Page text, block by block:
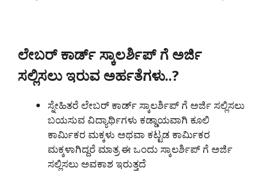
ಲೇಬರ್ ಕಾರ್ಡ್ ಸ್ಕಾಲರ್ಶಿಪ್ ಗೆ ಅರ್ಜಿ
ಸಲ್ಲಿಸಲು ಇರುವ ಅರ್ಹತೆಗಳು..?
ಸ್ನೇಹಿತರೆ ಲೇಬರ್ ಕಾರ್ಡ್ ಸ್ಕಾಲರ್ಶಿಪ್ ಗೆ ಅರ್ಜಿ ಸಲ್ಲಿಸಲು
ಬಯಸುವ ವಿದ್ಯಾರ್ಥಿಗಳು ಕಡ್ಡಾಯವಾಗಿ ಕೂಲಿ
ಕಾರ್ಮಿಕರ ಮಕ್ಕಳು ಅಥವಾ ಕಟ್ಟಡ ಕಾರ್ಮಿಕರ
ಮಕ್ಕಳಾಗಿದ್ದರೆ ಮಾತ್ರ ಈ ಒಂದು ಸ್ಕಾಲರ್ಶಿಪ್ ಗೆ ಅರ್ಜಿ
ಸಲ್ಲಿಸಲು ಅವಕಾಶ ಇರುತ್ತದೆ